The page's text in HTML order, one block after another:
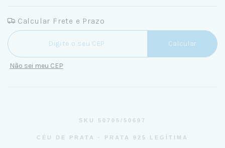
Calcular Frete e Prazo
Entregas para o CEP:
Calcular
Não sei meu CEP
SKU 50705/50697
CÉU DE PRATA · PRATA 925 LEGÍTIMA